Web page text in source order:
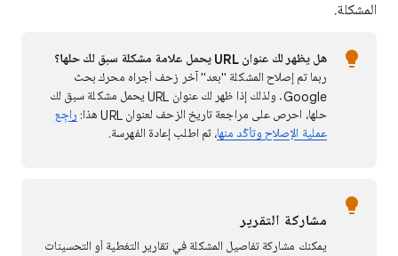
المشكلة.
هل يظهر لك عنوان URL يحمل علامة مشكلة سبق لك حلها؟
ربما تم إصلاح المشكلة "بعد" آخر زحف أجراه محرك بحث
Google. ولذلك إذا ظهر لك عنوان URL يحمل مشكلة سبق لك
حلها، احرص على مراجعة تاريخ الزحف لعنوان URL هذا:
راجِع
عملية الإصلاح وتأكّد منها، ثم اطلب إعادة الفهرسة.
مشاركة التقرير
يمكنك مشاركة تفاصيل المشكلة في تقارير التغطية أو التحسينات